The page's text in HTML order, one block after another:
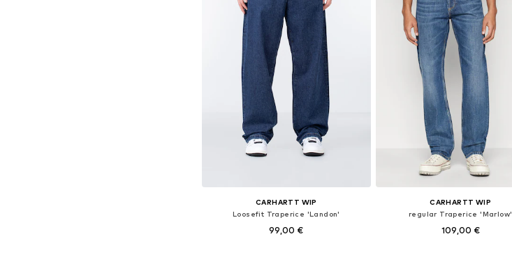
CARHARTT WIP
Loosefit Traperice 'Landon'
99,00 €
CARHARTT WIP
regular Traperice 'Marlow'
109,00 €